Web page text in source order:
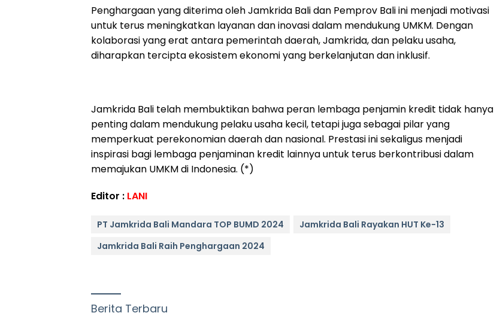
Penghargaan yang diterima oleh Jamkrida Bali dan Pemprov Bali ini menjadi motivasi
untuk terus meningkatkan layanan dan inovasi dalam mendukung UMKM. Dengan
kolaborasi yang erat antara pemerintah daerah, Jamkrida, dan pelaku usaha,
diharapkan tercipta ekosistem ekonomi yang berkelanjutan dan inklusif.
Jamkrida Bali telah membuktikan bahwa peran lembaga penjamin kredit tidak hanya
penting dalam mendukung pelaku usaha kecil, tetapi juga sebagai pilar yang
memperkuat perekonomian daerah dan nasional. Prestasi ini sekaligus menjadi
inspirasi bagi lembaga penjaminan kredit lainnya untuk terus berkontribusi dalam
memajukan UMKM di Indonesia. (*)
Editor : LANI
PT Jamkrida Bali Mandara TOP BUMD 2024
Jamkrida Bali Rayakan HUT Ke-13
Jamkrida Bali Raih Penghargaan 2024
Berita Terbaru